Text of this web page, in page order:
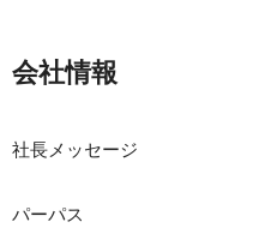
会社情報
社長メッセージ
パーパス